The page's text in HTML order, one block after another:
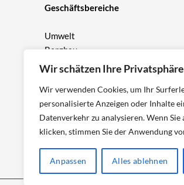
Wir schätzen Ihre Privatsphäre
Wir verwenden Cookies, um Ihr
personalisierte Anzeigen oder Inhalte
Datenverkehr zu analysieren. Wenn Sie
klicken, stimmen Sie der Anwendung
Anpassen Alles ablehnen
Geschäftsbereiche
Umwelt
Bergbau
Geotechnik